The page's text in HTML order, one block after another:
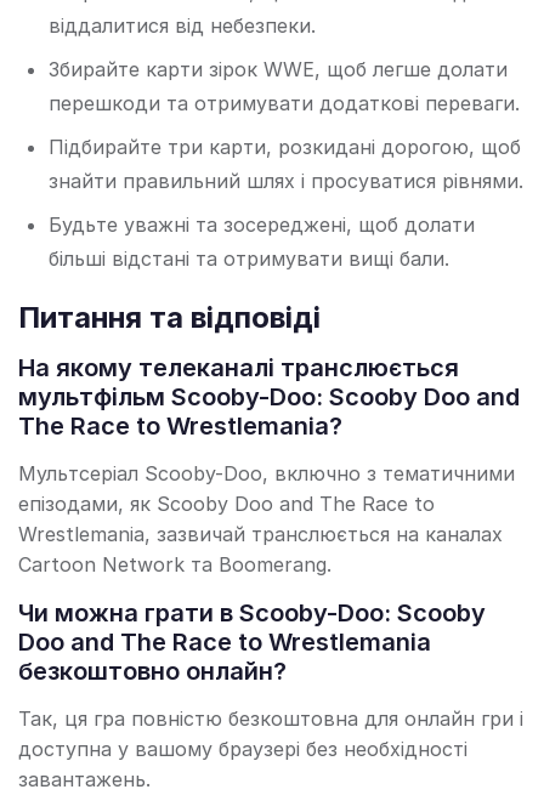
віддалитися від небезпеки.
Збирайте карти зірок WWE, щоб легше долати
перешкоди та отримувати додаткові переваги.
Підбирайте три карти, розкидані дорогою, щоб
знайти правильний шлях і просуватися рівнями.
Будьте уважні та зосереджені, щоб долати
більші відстані та отримувати вищі бали.
Питання та відповіді
На якому телеканалі транслюється
мультфільм Scooby-Doo: Scooby Doo and
The Race to Wrestlemania?
Мультсеріал Scooby-Doo, включно з тематичними
епізодами, як Scooby Doo and The Race to
Wrestlemania, зазвичай транслюється на каналах
Cartoon Network та Boomerang.
Чи можна грати в Scooby-Doo: Scooby
Doo and The Race to Wrestlemania
безкоштовно онлайн?
Так, ця гра повністю безкоштовна для онлайн гри і
доступна у вашому браузері без необхідності
завантажень.